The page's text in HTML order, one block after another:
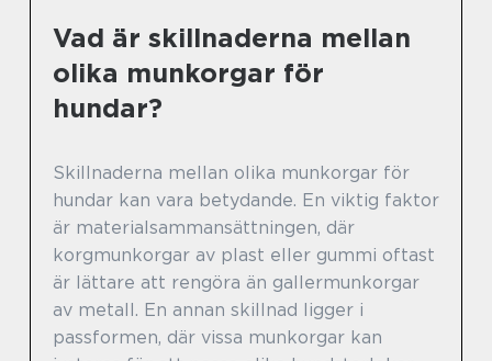
Vad är skillnaderna mellan
olika munkorgar för
hundar?
Skillnaderna mellan olika munkorgar för
hundar kan vara betydande. En viktig faktor
är materialsammansättningen, där
korgmunkorgar av plast eller gummi oftast
är lättare att rengöra än gallermunkorgar
av metall. En annan skillnad ligger i
passformen, där vissa munkorgar kan